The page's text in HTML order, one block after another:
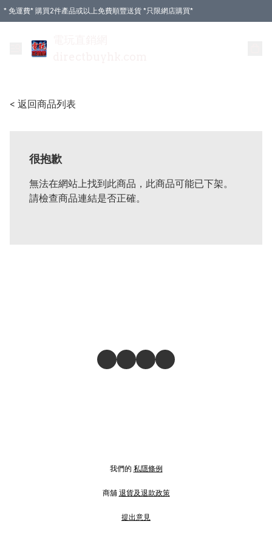
* 免運費* 購買2件產品或以上免費順豐送貨 *只限網店購買*
< 返回商品列表
很抱歉
無法在網站上找到此商品，此商品可能已下架。
請檢查商品連結是否正確。
我們的 私隱條例
商舖 退貨及退款政策
提出意見